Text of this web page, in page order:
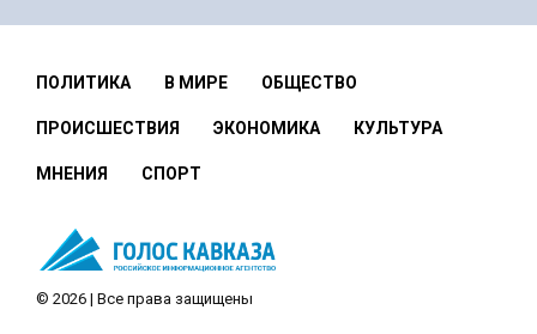
ПОЛИТИКА В МИРЕ ОБЩЕСТВО
ПРОИСШЕСТВИЯ ЭКОНОМИКА КУЛЬТУРА
МНЕНИЯ СПОРТ
© 2026 | Все права защищены